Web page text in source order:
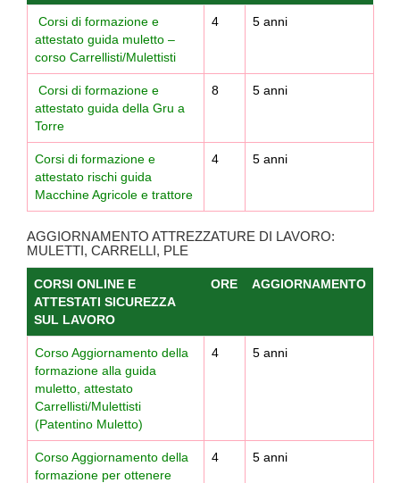
Corsi di formazione e
attestato guida muletto –
corso Carrellisti/Mulettisti
4 5 anni
Corsi di formazione e
attestato guida della Gru a
Torre
8 5 anni
Corsi di formazione e
attestato rischi guida
Macchine Agricole e trattore
4 5 anni
AGGIORNAMENTO ATTREZZATURE DI LAVORO:
MULETTI, CARRELLI, PLE
CORSI ONLINE E
ATTESTATI SICUREZZA
SUL LAVORO
ORE AGGIORNAMENTO
Corso Aggiornamento della
formazione alla guida
muletto, attestato
Carrellisti/Mulettisti
(Patentino Muletto)
4 5 anni
Corso Aggiornamento della
formazione per ottenere
4 5 anni